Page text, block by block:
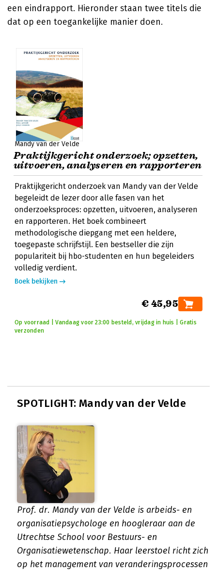
een eindrapport. Hieronder staan twee titels die
dat op een toegankelijke manier doen.
Mandy van der Velde
Praktijkgericht onderzoek; opzetten,
uitvoeren, analyseren en rapporteren
Praktijkgericht onderzoek van Mandy van der Velde
begeleidt de lezer door alle fasen van het
onderzoeksproces: opzetten, uitvoeren, analyseren
en rapporteren. Het boek combineert
methodologische diepgang met een heldere,
toegepaste schrijfstijl. Een bestseller die zijn
populariteit bij hbo-studenten en hun begeleiders
volledig verdient.
Boek bekijken
€ 45,95
Op voorraad | Vandaag voor 23:00 besteld, vrijdag in huis | Gratis
verzonden
SPOTLIGHT: Mandy van der Velde
Prof. dr. Mandy van der Velde is arbeids- en
organisatiepsychologe en hoogleraar aan de
Utrechtse School voor Bestuurs- en
Organisatiewetenschap. Haar leerstoel richt zich
op het management van veranderingsprocessen